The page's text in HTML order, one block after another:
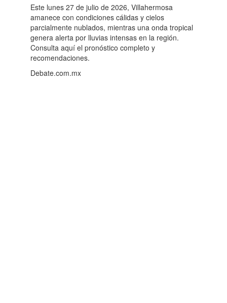
Este lunes 27 de julio de 2026, Villahermosa
amanece con condiciones cálidas y cielos
parcialmente nublados, mientras una onda tropical
genera alerta por lluvias intensas en la región.
Consulta aquí el pronóstico completo y
recomendaciones.
Debate.com.mx